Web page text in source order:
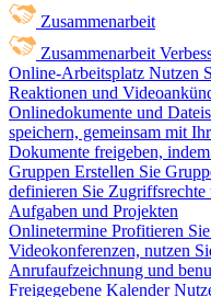
Zusammenarbeit
Zusammenarbeit
Online-Arbeitsplatz Nutzen
Reaktionen und
Onlinedokumente und
speichern, gemeinsam mit
Dokumente freigeben,
Gruppen Erstellen Sie
definieren Sie Zugriffsrechte
Aufgaben und Projekten
Onlinetermine Profitieren
Videokonferenzen, nutzen
Anrufaufzeichnung und
Freigegebene Kalender